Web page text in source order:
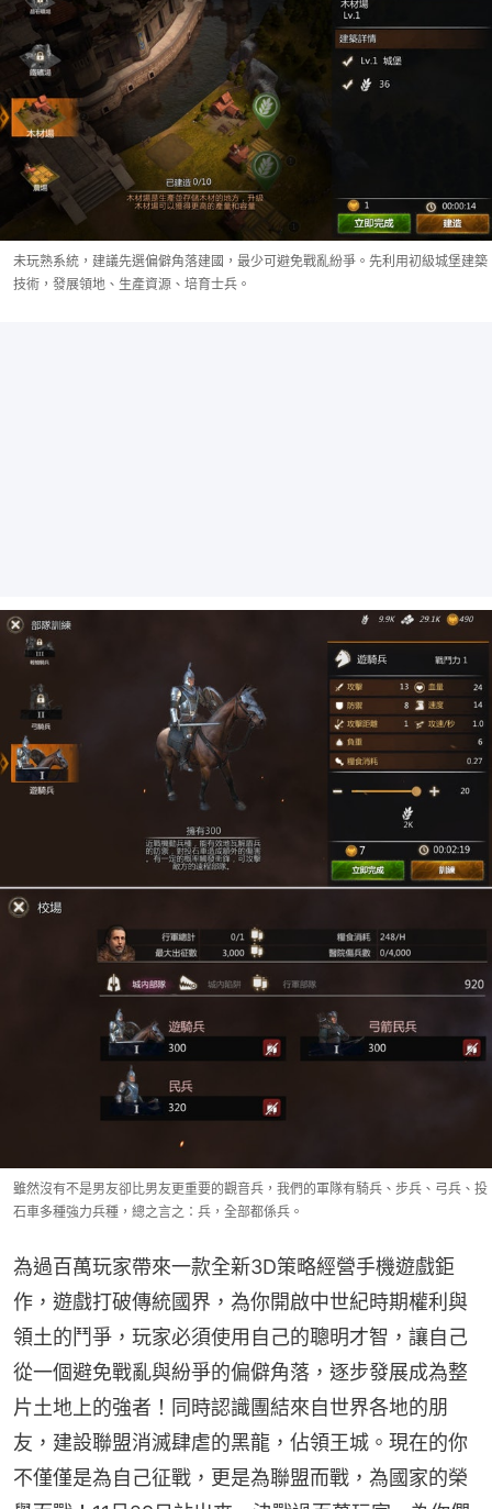
未玩熟系統，建議先選偏僻角落建國，最少可避免戰亂紛爭。先利用初級城堡建築
技術，發展領地、生產資源、培育士兵。
雖然沒有不是男友卻比男友更重要的觀音兵，我們的軍隊有騎兵、步兵、弓兵、投
石車多種強力兵種，總之言之：兵，全部都係兵。
為過百萬玩家帶來一款全新3D策略經營手機遊戲鉅
作，遊戲打破傳統國界，為你開啟中世紀時期權利與
領土的鬥爭，玩家必須使用自己的聰明才智，讓自己
從一個避免戰亂與紛爭的偏僻角落，逐步發展成為整
片土地上的強者！同時認識團結來自世界各地的朋
友，建設聯盟消滅肆虐的黑龍，佔領王城。現在的你
不僅僅是為自己征戰，更是為聯盟而戰，為國家的榮